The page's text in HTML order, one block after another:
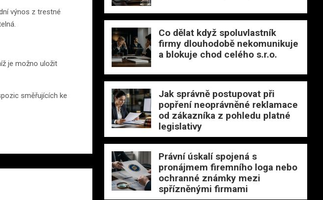
výnos z trestné
je možno uložit
směřujících ke
Co dělat když spoluvlastník
firmy dlouhodobě nekomunikuje
a blokuje chod celého s.r.o.
Jak správně postupovat při
popření neoprávněné reklamace
od zákazníka z pohledu platné
legislativy
Právní úskalí spojená s
pronájmem firemního loga nebo
ochranné známky mezi
spřízněnými firmami